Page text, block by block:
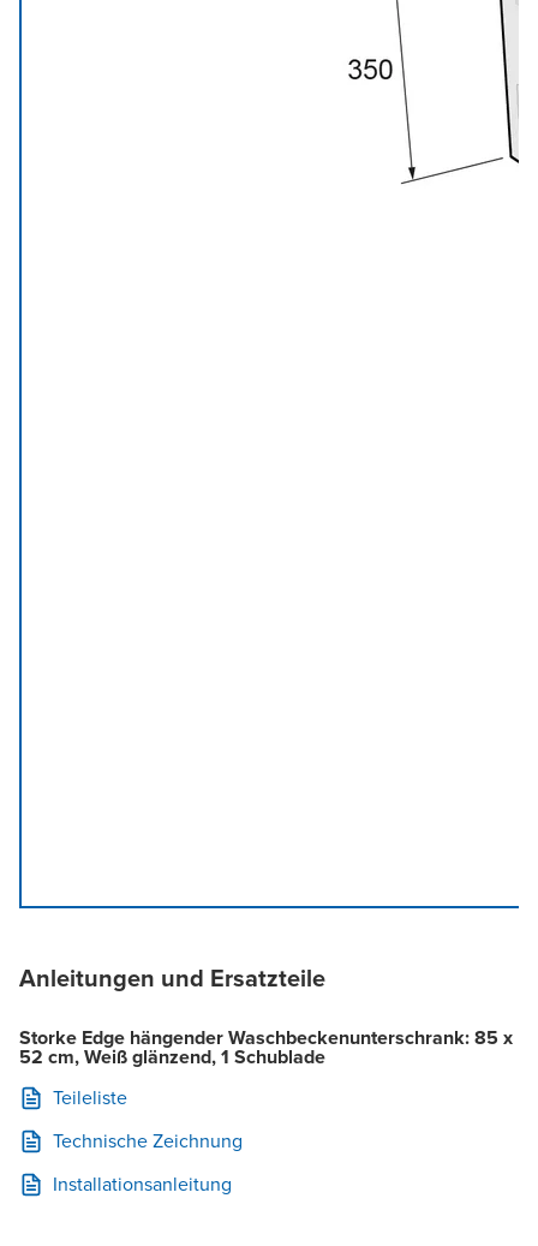
Anleitungen und Ersatzteile
Storke Edge hängender Waschbeckenunterschrank: 85 x
52 cm, Weiß glänzend, 1 Schublade
Teileliste
Technische Zeichnung
Installationsanleitung